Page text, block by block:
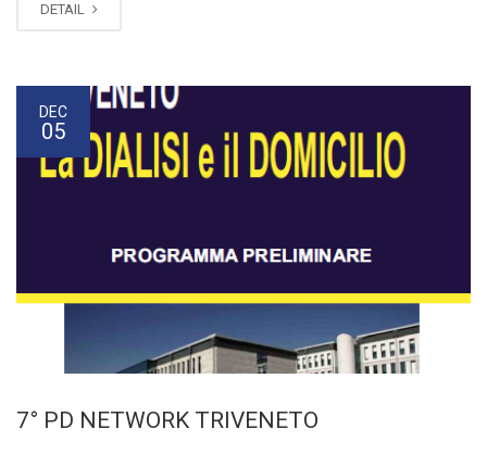
DETAIL
DEC
05
7° PD NETWORK TRIVENETO